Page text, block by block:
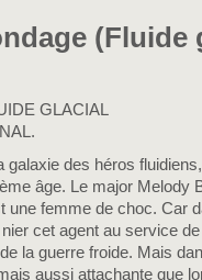
(Fluide
GLACIAL
galaxie des héros
âge. Le major Melody
une femme de choc. Car
cet agent au service
la guerre froide. Mais
aussi attachante que